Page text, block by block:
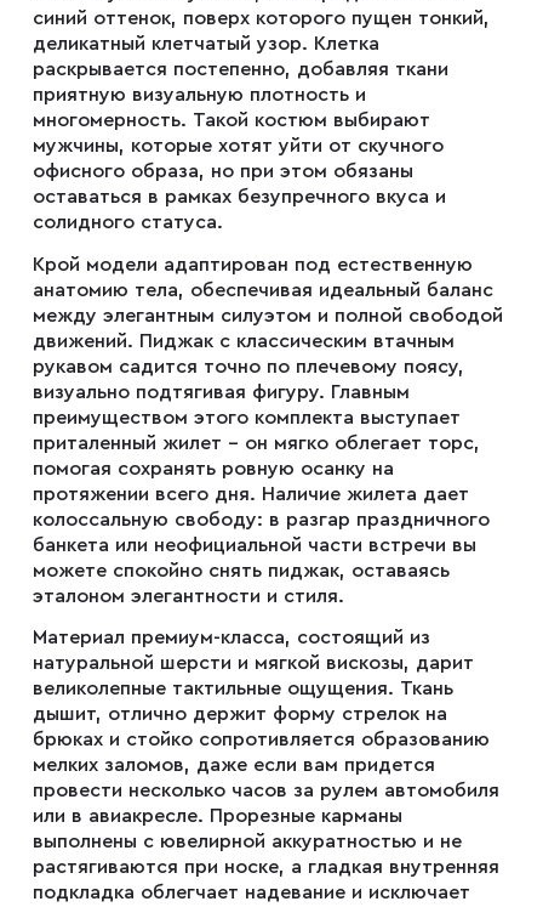
Куртки
Рубашки
Брюки
Парки
Плащи
Пуховики
Пиджаки
Джемперы
Водолазки
Футболки
Запонки
синий оттенок, поверх которого пущен тонкий,
деликатный клетчатый узор. Клетка
раскрывается постепенно, добавляя ткани
приятную визуальную плотность и
многомерность. Такой костюм выбирают
мужчины, которые хотят уйти от скучного
офисного образа, но при этом обязаны
оставаться в рамках безупречного вкуса и
солидного статуса.
Крой модели адаптирован под естественную
анатомию тела, обеспечивая идеальный баланс
между элегантным силуэтом и полной свободой
движений. Пиджак с классическим втачным
рукавом садится точно по плечевому поясу,
визуально подтягивая фигуру. Главным
преимуществом этого комплекта выступает
приталенный жилет – он мягко облегает торс,
помогая сохранять ровную осанку на
протяжении всего дня. Наличие жилета дает
колоссальную свободу: в разгар праздничного
банкета или неофициальной части встречи вы
можете спокойно снять пиджак, оставаясь
эталоном элегантности и стиля.
Материал премиум-класса, состоящий из
натуральной шерсти и мягкой вискозы, дарит
великолепные тактильные ощущения. Ткань
дышит, отлично держит форму стрелок на
брюках и стойко сопротивляется образованию
мелких заломов, даже если вам придется
провести несколько часов за рулем автомобиля
или в авиакресле. Прорезные карманы
выполнены с ювелирной аккуратностью и не
растягиваются при носке, а гладкая внутренняя
подкладка облегчает надевание и исключает